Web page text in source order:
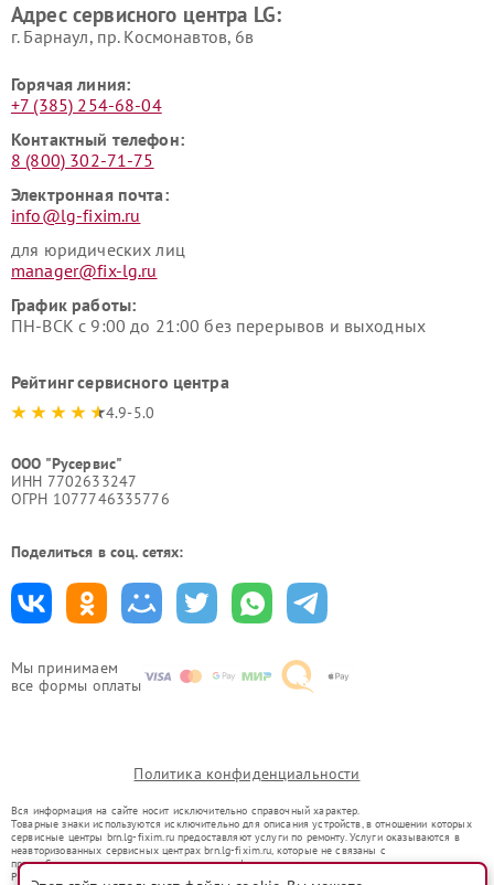
Мы принимаем
все формы оплаты
Адрес сервисного центра LG:
г. Барнаул, ​пр. Космонавтов, 6в
Горячая линия:
+7 (385) 254-68-04
Контактный телефон:
8 (800) 302-71-75
Электронная почта:
info@lg-fixim.ru
для юридических лиц
manager@fix-lg.ru
График работы:
ПН-ВСК с 9:00 до 21:00 без перерывов и выходных
Рейтинг сервисного центра
4.9-5.0
ООО "Русервис"
ИНН 7702633247
ОГРН 1077746335776
Поделиться в соц. сетях:
Политика конфиденциальности
Вся информация на сайте носит исключительно справочный характер.
Товарные знаки используются исключительно для описания устройств, в отношении которых
сервисные центры brn.lg-fixim.ru предоставляют услуги по ремонту. Услуги оказываются в
неавторизованных сервисных центрах brn.lg-fixim.ru, которые не связаны с
правообладателями товарных знаков или их официальными представителями.
Ремонт осуществляется для устройств, уже введенных в гражданский оборот в соответствии